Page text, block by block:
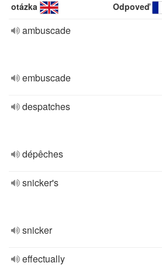
otázka Odpoveď
ambuscade
embuscade
despatches
dépêches
snicker's
snicker
effectually